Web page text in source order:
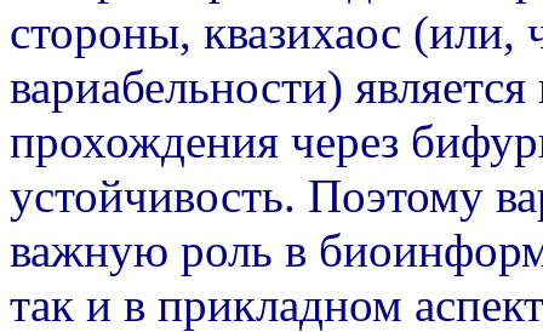
стороны, квазихаос
вариабельности)
прохождения через
устойчивость. Поэтому
важную роль в
так и в прикладном